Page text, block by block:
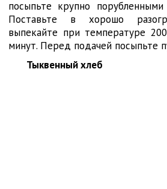
посыпьте крупно
Поставьте в хорошо
выпекайте при температуре
минут. Перед подачей посыпьте
Тыквенный хлеб